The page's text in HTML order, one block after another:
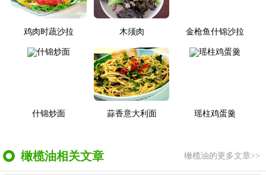
鸡肉时蔬沙拉 木须肉 金枪鱼什锦沙拉
什锦炒面 蒜香意大利面 瑶柱鸡蛋羹
橄榄油相关文章 橄榄油的更多文章>>